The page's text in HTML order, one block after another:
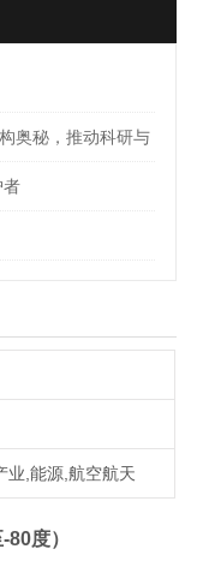
奥秘，推动科研与
者
业,能源,航空航天
度）